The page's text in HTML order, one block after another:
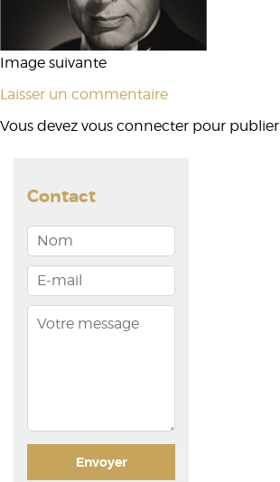
Image suivante
Laisser un commentaire
Vous devez vous connecter pour
Contact